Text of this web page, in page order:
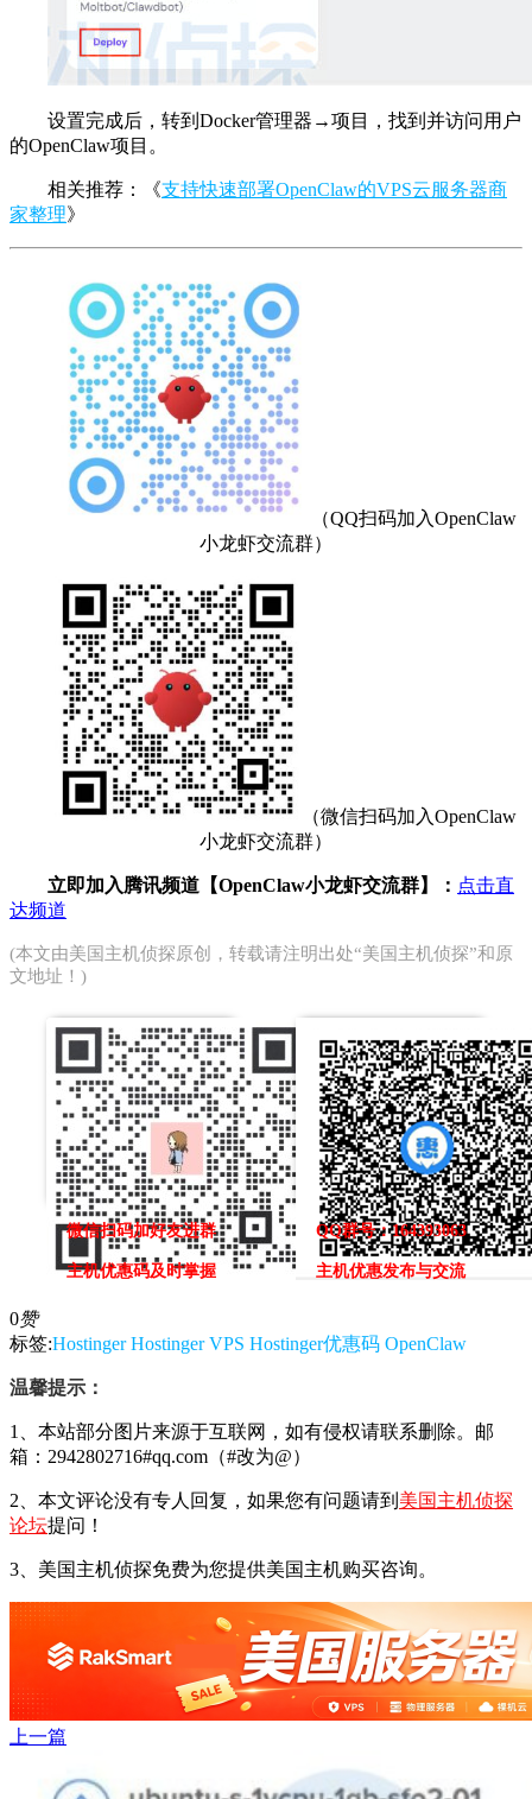
设置完成后，转到Docker管理器→项目，找到并访问用户
的OpenClaw项目。
相关推荐：《支持快速部署OpenClaw的VPS云服务器商
家整理》
（QQ扫码加入OpenClaw
小龙虾交流群）
（微信扫码加入OpenClaw
小龙虾交流群）
立即加入腾讯频道【OpenClaw小龙虾交流群】： 点击直
达频道
(本文由美国主机侦探原创，转载请注明出处“美国主机侦探”和原
文地址！)
微信扫码加好友进群
主机优惠码及时掌握
QQ群号：164393063
主机优惠发布与交流
0赞
标签:Hostinger Hostinger VPS Hostinger优惠码 OpenClaw
温馨提示：
1、本站部分图片来源于互联网，如有侵权请联系删除。邮
箱：2942802716#qq.com（#改为@）
2、本文评论没有专人回复，如果您有问题请到 美国主机侦探
论坛提问！
3、美国主机侦探免费为您提供美国主机购买咨询。
上一篇